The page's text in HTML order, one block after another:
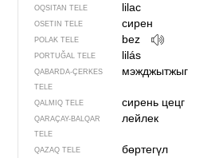
OQSITAN TELE lilac
OSETIN TELE сирен
POLAK TELE bez
PORTUĞAL TELE lilás
QABARDA-ÇERKES
TELE
мэжджытжыг
QALMIQ TELE сирень цецг
QARAÇAY-BALQAR
TELE
лейлек
QAZAQ TELE бөртегүл